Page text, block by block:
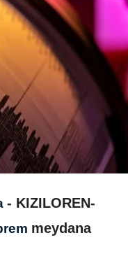
- KIZILOREN-
meydana